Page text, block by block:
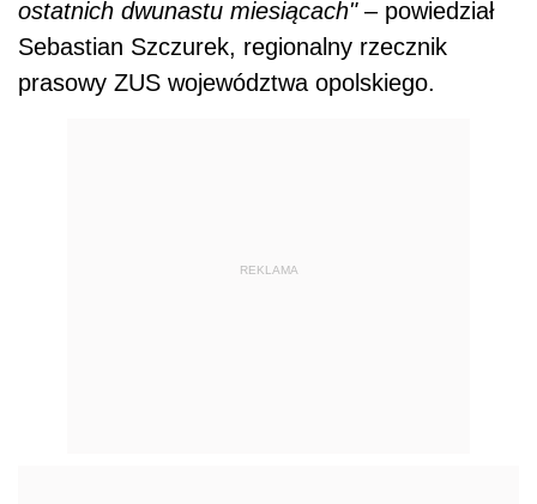
ostatnich dwunastu miesiącach" – powiedział
Sebastian Szczurek, regionalny rzecznik
prasowy ZUS województwa opolskiego.
REKLAMA